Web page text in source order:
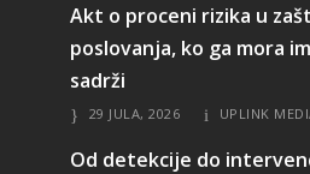
Akt o proceni rizika u
poslovanja, ko ga mora
sadrži
29 JULA, 2026 UPLINK
Od detekcije do